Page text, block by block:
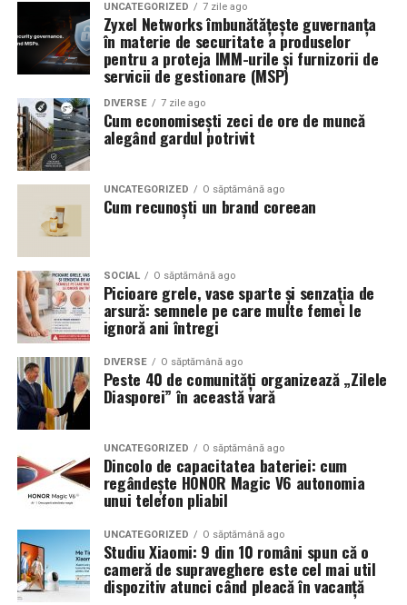
UNCATEGORIZED 7 zile ago
Zyxel Networks îmbunătățește guvernanța
în materie de securitate a produselor
pentru a proteja IMM-urile și furnizorii de
servicii de gestionare (MSP)
DIVERSE 7 zile ago
Cum economisești zeci de ore de muncă
alegând gardul potrivit
UNCATEGORIZED O săptămână ago
Cum recunoști un brand coreean
SOCIAL O săptămână ago
Picioare grele, vase sparte și senzația de
arsură: semnele pe care multe femei le
ignoră ani întregi
DIVERSE O săptămână ago
Peste 40 de comunități organizează „Zilele
Diasporei” în această vară
UNCATEGORIZED O săptămână ago
Dincolo de capacitatea bateriei: cum
regândește HONOR Magic V6 autonomia
unui telefon pliabil
UNCATEGORIZED O săptămână ago
Studiu Xiaomi: 9 din 10 români spun că o
cameră de supraveghere este cel mai util
dispozitiv atunci când pleacă în vacanță